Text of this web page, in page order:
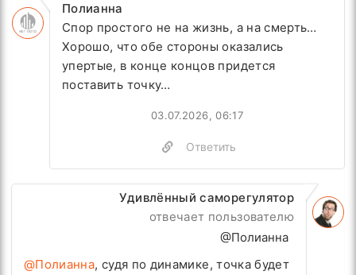
Полианна
Спор простого не на жизнь, а на смерть…
Хорошо, что обе стороны оказались
упертые, в конце концов придется
поставить точку…
03.07.2026, 06:17
Ответить
Удивлённый саморегулятор
отвечает пользователю
@Полианна
@Полианна, судя по динамике, точка будет